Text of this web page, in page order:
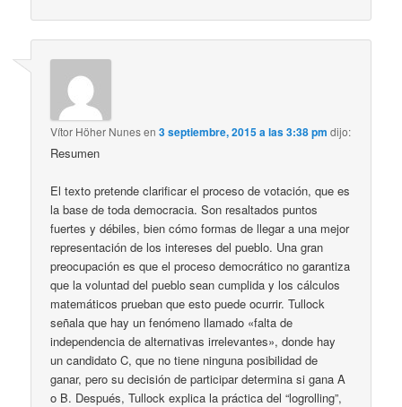
Vítor Höher Nunesen3 septiembre, 2015 a las 3:38 pm dijo:
Resumen
El texto pretende clarificar el proceso de votación, que es
la base de toda democracia. Son resaltados puntos
fuertes y débiles, bien cómo formas de llegar a una mejor
representación de los intereses del pueblo. Una gran
preocupación es que el proceso democrático no garantiza
que la voluntad del pueblo sean cumplida y los cálculos
matemáticos prueban que esto puede ocurrir. Tullock
señala que hay un fenómeno llamado «falta de
independencia de alternativas irrelevantes», donde hay
un candidato C, que no tiene ninguna posibilidad de
ganar, pero su decisión de participar determina si gana A
o B. Después, Tullock explica la práctica del “logrolling”,